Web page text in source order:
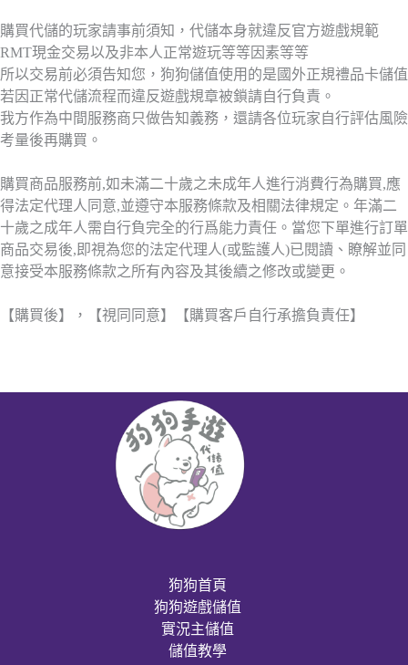
購買代儲的玩家請事前須知，代儲本身就違反官方遊戲規範
RMT現金交易以及非本人正常遊玩等等因素等等
所以交易前必須告知您，狗狗儲值使用的是國外正規禮品卡儲值
若因正常代儲流程而違反遊戲規章被鎖請自行負責。
我方作為中間服務商只做告知義務，還請各位玩家自行評估風險
考量後再購買。
購買商品服務前,如未滿二十歲之未成年人進行消費行為購買,應
得法定代理人同意,並遵守本服務條款及相關法律規定。年滿二
十歲之成年人需自行負完全的行爲能力責任。當您下單進行訂單
商品交易後,即視為您的法定代理人(或監護人)已閱讀、瞭解並同
意接受本服務條款之所有內容及其後續之修改或變更。
【購買後】，【視同同意】【購買客戶自行承擔負責任】
狗狗首頁
狗狗遊戲儲值
實況主儲值
儲值教學